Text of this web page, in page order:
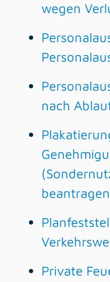
wegen
nach
beantragen
Private